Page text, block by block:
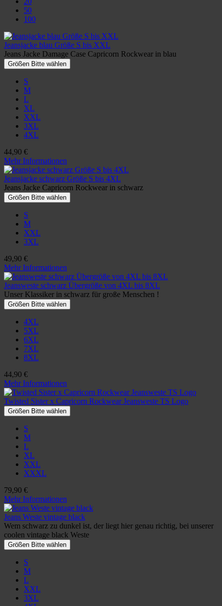
50
100
Jeansjacke blau Größe S bis XXL
Jeans Jacke Damage Case Capricorn Rockwear in blau
Größen Bitte wählen
S
M
L
XL
XXL
3XL
4XL
44,90 €
Mehr Informationen
Jeansjacke schwarz Größe S bis 4XL
Jeans Jacke Capricorn Rockwear in schwarz
Größen Bitte wählen
S
M
XXL
3XL
49,90 €
Mehr Informationen
Jeansweste schwarz Übergröße von 4XL bis 8XL
Unser Klassiker in schwarz für große Menschen !
Größen Bitte wählen
4XL
5XL
6XL
7XL
8XL
44,90 €
Mehr Informationen
Twisted Sister x Capricorn Rockwear Jeansweste TS Logo
Größen Bitte wählen
S
M
L
XL
XXL
XXXL
79,90 €
Mehr Informationen
Jeans Weste vintage black
Wem schwarz zu dunkel ist, der liegt hier genau richtig, bei unserer
coolen vintage black Weste
Größen Bitte wählen
S
M
L
XXL
3XL